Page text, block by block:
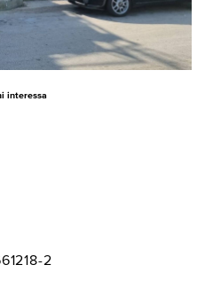
interessa
2